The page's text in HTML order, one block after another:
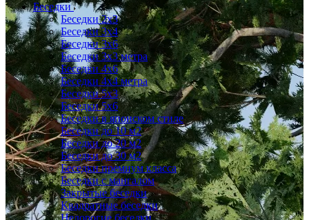
Беседки
Беседки 2x3
Беседки 3x4
Беседки 3x6
Беседки 3х3 метра
Беседки 4x6
Беседки 4х4 метра
Беседки 5x3
Беседки 5x6
Беседки в японском стиле
Беседки до 10 м2
Беседки до 20 м2
Беседки до 30 м2
Беседки премиум класса
Беседки с мангалом
Закрытые беседки
Квадратные беседки
Недорогие беседки